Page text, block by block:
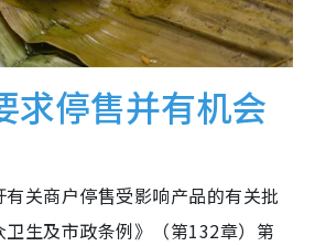
求停售并有机会
关商户停售受影响产品的有关批
生及市政条例》（第132章）第